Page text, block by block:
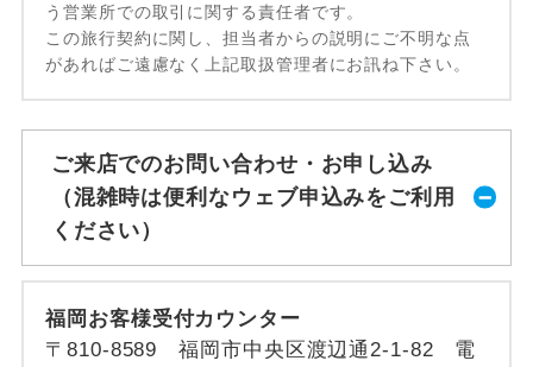
う営業所での取引に関する責任者です。
この旅行契約に関し、担当者からの説明にご不明な点
があればご遠慮なく上記取扱管理者にお訊ね下さい。
ご来店でのお問い合わせ・お申し込み
（混雑時は便利なウェブ申込みをご利用
ください）
福岡お客様受付カウンター
〒810-8589 福岡市中央区渡辺通2-1-82 電